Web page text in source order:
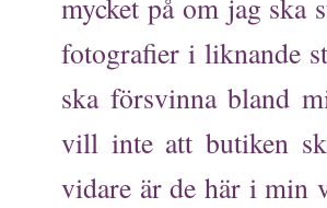
mycket på om jag ska
fotografier i liknande
ska försvinna bland
vill inte att butiken
vidare är de här i min